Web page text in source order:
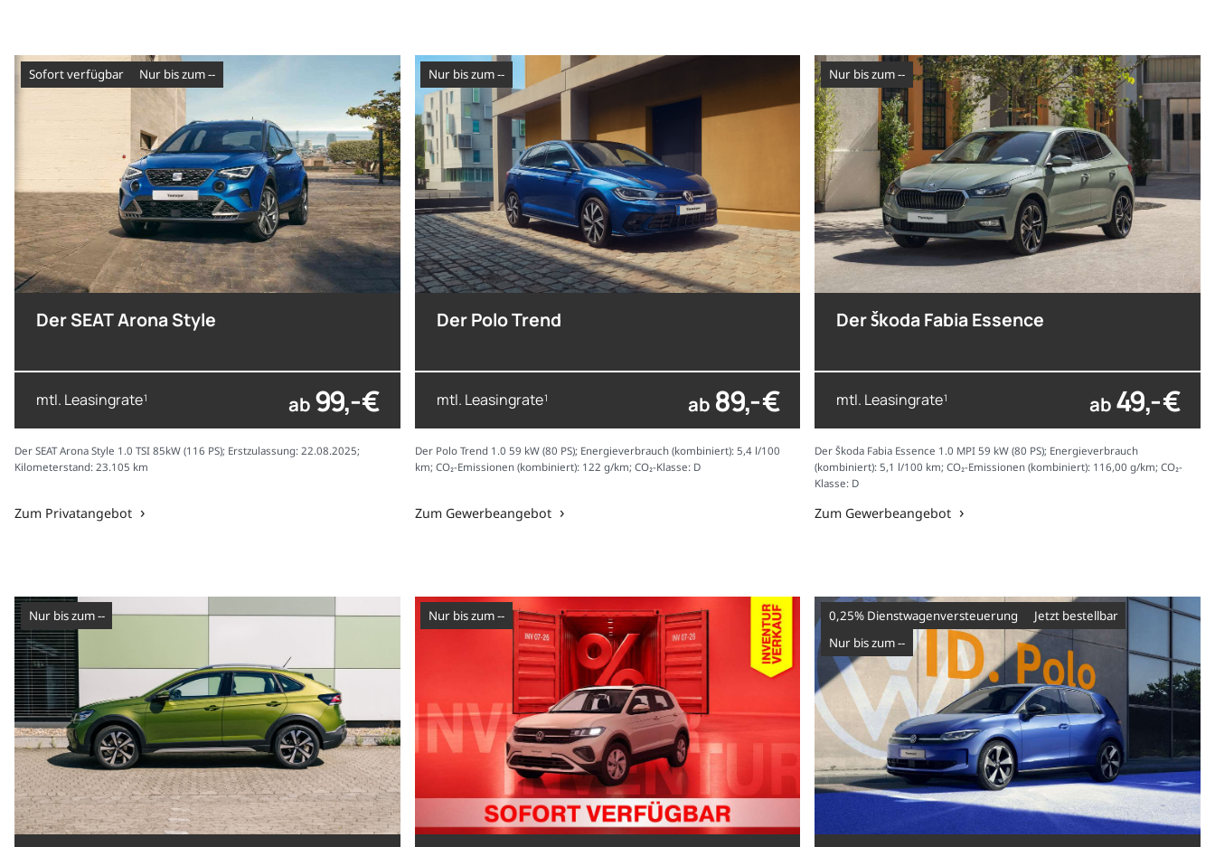
sofort verfügbar nur bis zum --
Der SEAT Arona Style
mtl. Leasingrate1 ab 99,- €
Der SEAT Arona Style 1.0 TSI 85kW (116 PS); Erstzulassung: 22.08.2025;
Kilometerstand: 23.105 km
Zum Privatangebot
nur bis zum --
Der Polo Trend
mtl. Leasingrate1 ab 89,- €
Der Polo Trend 1.0 59 kW (80 PS); Energieverbrauch (kombiniert): 5,4 l/100
km; CO₂-Emissionen (kombiniert): 122 g/km; CO₂-Klasse: D
Zum Gewerbeangebot
nur bis zum --
Der Škoda Fabia Essence
mtl. Leasingrate1 ab 49,- €
Der Škoda Fabia Essence 1.0 MPI 59 kW (80 PS); Energieverbrauch
(kombiniert): 5,1 l/100 km; CO₂-Emissionen (kombiniert): 116,00 g/km; CO₂-
Klasse: D
Zum Gewerbeangebot
nur bis zum -- nur bis zum -- 0,25% Dienstwagenversteuerung
Jetzt bestellbar
nur bis zum --